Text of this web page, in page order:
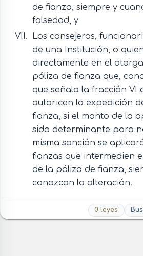
de fianza, siempre y
falsedad, y
Los consejeros,
de una Institución, o
directamente en el
póliza de fianza que,
que señala la fracción VI
autoricen la expedición
fianza, si el monto de la
sido determinante para
misma sanción se
fianzas que intermedien
de la póliza de fianza,
conozcan la alteración.
0 leyes